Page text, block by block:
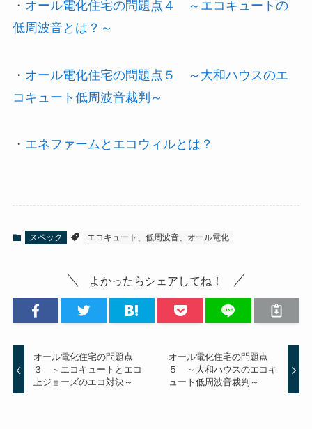
・ オール電化住宅の問題点４ ～エコキュートの
低周波音とは？～
・ オール電化住宅の問題点５ ～大和ハウスのエ
コキュート低周波音裁判～
・ エネファームとエコウィルとは？
スペック エコキュート、低周波音、オール電化
よかったらシェアしてね！
オール電化住宅の問題点
３ ～エコキュートとエコ
上ジョーズのエコ対決～
オール電化住宅の問題点
５ ～大和ハウスのエコキ
ュート低周波音裁判～